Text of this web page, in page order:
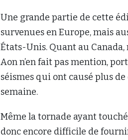
Une grande partie de cette
survenues en Europe, mais
États-Unis. Quant au
Aon n’en fait pas mention,
séismes qui ont causé plus
semaine.
Même la tornade ayant
donc encore difficile de